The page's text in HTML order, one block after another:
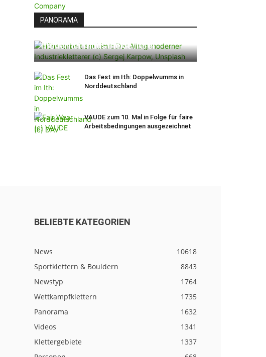
PANORAMA
moderner Industriekletterer
Das Fest im Ith: Doppelwumms in
Norddeutschland
VAUDE zum 10. Mal in Folge für faire
Arbeitsbedingungen ausgezeichnet
BELIEBTE KATEGORIEN
News
10618
Sportklettern & Bouldern
8843
Newstyp
1764
Wettkampfklettern
1735
Panorama
1632
Videos
1341
Klettergebiete
1337